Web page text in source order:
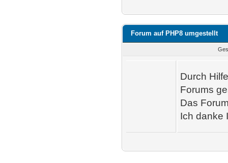
Forum auf PHP8 umgestellt
Durch
Forums
Das
Ich danke